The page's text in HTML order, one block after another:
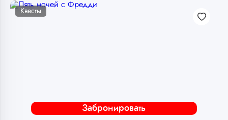
Забронировать
Квесты